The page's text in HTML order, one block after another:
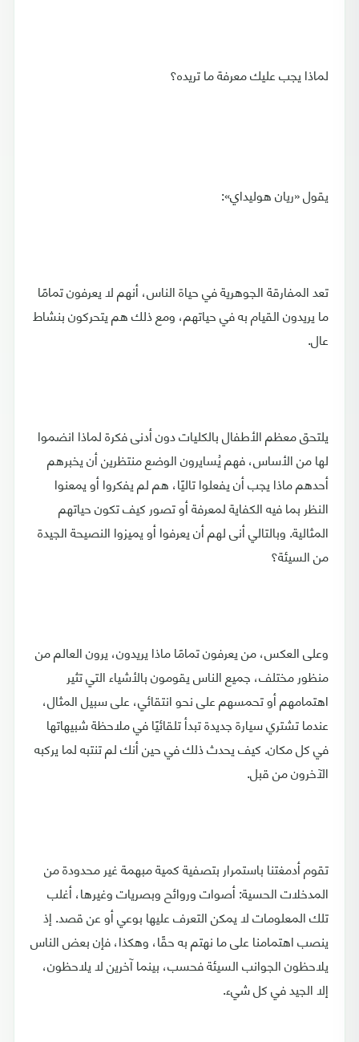
لماذا يجب عليك معرفة ما تريده؟
يقول «ريان هوليداي»:
تعد المفارقة الجوهرية في حياة الناس، أنهم لا يعرفون تمامًا
ما يريدون القيام به في حياتهم، ومع ذلك هم يتحركون بنشاط
عال.
يلتحق معظم الأطفال بالكليات دون أدنى فكرة لماذا انضموا
لها من الأساس، فهم يُسايرون الوضع منتظرين أن يخبرهم
أحدهم ماذا يجب أن يفعلوا تاليًا، هم لم يفكروا أو يمعنوا
النظر بما فيه الكفاية لمعرفة أو تصور كيف تكون حياتهم
المثالية. وبالتالي أنى لهم أن يعرفوا أو يميزوا النصيحة الجيدة
من السيئة؟
وعلى العكس، من يعرفون تمامًا ماذا يريدون، يرون العالم من
منظور مختلف، جميع الناس يقومون بالأشياء التي تثير
اهتمامهم أو تحمسهم على نحو انتقائي، على سبيل المثال،
عندما تشتري سيارة جديدة تبدأ تلقائيًا في ملاحظة شبيهاتها
في كل مكان. كيف يحدث ذلك في حين أنك لم تنتبه لما يركبه
الآخرون من قبل.
تقوم أدمغتنا باستمرار بتصفية كمية مبهمة غير محدودة من
المدخلات الحسية: أصوات وروائح وبصريات وغيرها، أغلب
تلك المعلومات لا يمكن التعرف عليها بوعي أو عن قصد. إذ
ينصب اهتمامنا على ما نهتم به حقًا، وهكذا، فإن بعض الناس
يلاحظون الجوانب السيئة فحسب، بينما آخرين لا يلاحظون،
إلا الجيد في كل شيء.